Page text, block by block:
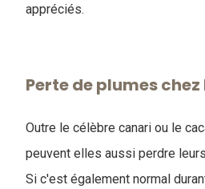
appréciés.
Perte de plumes
Outre le célèbre canari ou le
peuvent elles aussi perdre
Si c'est également normal